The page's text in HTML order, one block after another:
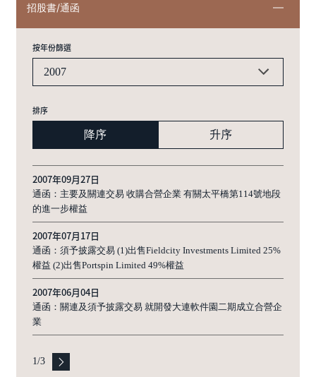
招股書/通函
按年份篩選
2007
排序
降序 升序
2007年09月27日
通函：主要及關連交易 收購合營企業 有關太平橋第114號地段
的進一步權益
2007年07月17日
通函：須予披露交易 (1)出售Fieldcity Investments Limited 25%
權益 (2)出售Portspin Limited 49%權益
2007年06月04日
通函：關連及須予披露交易 就開發大連軟件園二期成立合營企
業
1/3